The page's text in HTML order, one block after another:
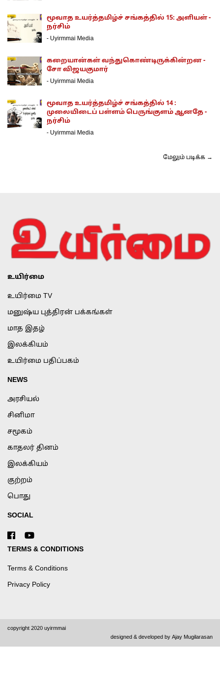
மூவாத உயர்த்தமிழ்ச் சங்கத்தில் 15: அளியள் -
நர்சிம்
- Uyirmmai Media
கறையான்கள் வந்துகொண்டிருக்கின்றன -
சோ விஜயகுமார்
- Uyirmmai Media
மூவாத உயர்த்தமிழ்ச் சங்கத்தில் 14 :
முலையிடைப் பள்ளம் பெருங்குளம் ஆனதே -
நர்சிம்
- Uyirmmai Media
மேலும் படிக்க →
உயிர்மை
உயிர்மை TV
மனுஷ்ய புத்திரன் பக்கங்கள்
மாத இதழ்
இலக்கியம்
உயிர்மை பதிப்பகம்
NEWS
அரசியல்
சினிமா
சமூகம்
காதலர் தினம்
இலக்கியம்
குற்றம்
பொது
SOCIAL
TERMS & CONDITIONS
Terms & Conditions
Privacy Policy
copyright 2020 uyirmmai
designed & developed by Ajay Mugilarasan